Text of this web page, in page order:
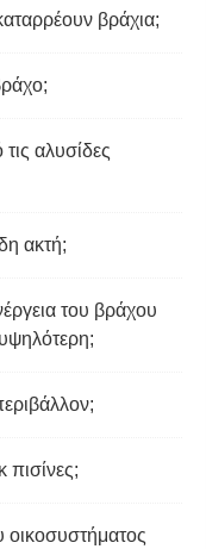
βράχια;
αλυσίδες
ακτή;
του βράχου
οικοσυστήματος